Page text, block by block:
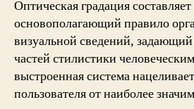
Оптическая градация
основополагающий правило
визуальной сведений,
частей стилистики
выстроенная система
пользователя от наиболее